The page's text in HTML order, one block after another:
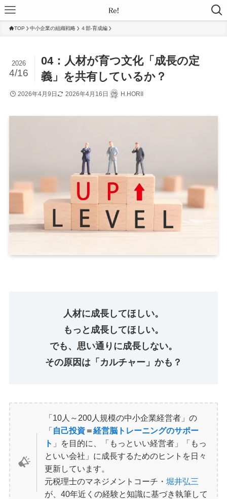
TOP 中小企業の組織戦略 ４部-育成編
04：人材が育つ文化「成長の定
義」を共有しているか？
2026
4/16
2026年4月9日 2026年4月16日 H.HORII
人材に成長してほしい。
もっと成長してほしい。
でも、思い通りに成長しない。
その原因は「カルチャー」かも？
「10人～200人規模の中小企業経営者」の
「自己投資＝経営脳トレーニングのサポー
ト 」を目的に、「もっといい経営者」「もっ
といい会社」に成長するためのヒントを日々
更新しています。
元税理士のマネジメントコーチ・堀井弘三
が、40年近くの経験と知識に基づき執筆して